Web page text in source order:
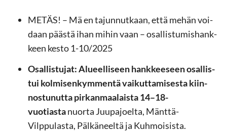
METÄS! – Mä en ta­jun­nut­kaan, että mehän voi­
daan pääs­tä ihan mihin vaan – osal­lis­tu­mis­hank­
keen kesto 1-10/2025
Osal­lis­tu­jat: Alu­eel­li­seen hank­kee­seen osal­lis­
tui kol­mi­sen­kym­men­tä vai­kut­ta­mi­ses­ta kiin­
nos­tu­nut­ta pir­kan­maa­lais­ta 14–18-​
vuotiastanuor­ta Juu­pa­joel­ta, Mänttä-​
Vilppulasta, Päl­kä­neel­tä ja Kuh­moi­sis­ta.